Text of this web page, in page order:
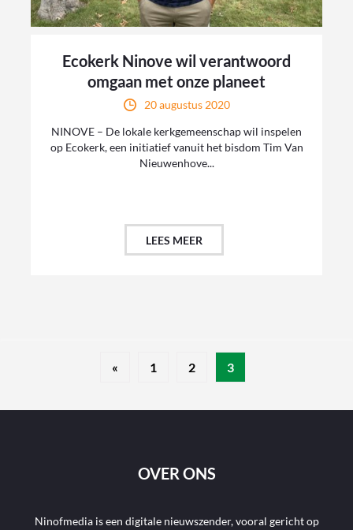
Ecokerk Ninove wil verantwoord
omgaan met onze planeet
20 augustus 2020
NINOVE – De lokale kerkgemeenschap wil inspelen
op Ecokerk, een initiatief vanuit het bisdom Tim Van
Nieuwenhove...
LEES MEER
« 1 2 3
OVER ONS
Ninofmedia is een digitale nieuwszender, vooral gericht op